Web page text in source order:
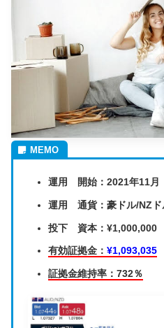
運用 開始：2021年11月
運用 通貨：豪ドル/NZド
投下 資本：¥1,000,000
有効証拠金： ¥1,093,035
証拠金維持率：732％